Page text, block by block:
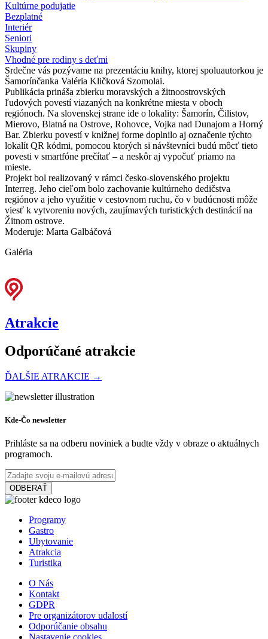
Kultúrne podujatie
Bezplatné
Interiér
Seniori
Skupiny
Vhodné pre rodiny s deťmi
Srdečne vás pozývame na prezentáciu knihy, ktorej spoluautorkou je
Šamorínčanka Valéria Kličková Szomolai.
Publikácia prináša zbierku moravských a žitnoostrovských
ľudových povestí viazaných na konkrétne miesta v oboch
regiónoch. Na slovenskej strane ide o lokality: Šamorín, Čilistov,
Mierovo, Blatná na Ostrove, Rohovce, Vojka nad Dunajom a Horný
Bar. Zbierku povestí v knižnej forme doplnilo aj označenie týchto
lokalít QR kódmi, pomocou ktorých si návštevníci budú môcť tieto
povesti v smartfóne prečítať – a neskôr aj vypočuť priamo na
mieste.
Projekt bol realizovaný v rámci česko-slovenského projektu
Interreg. Jeho cieľom bolo zachovanie kultúrneho dedičstva
regiónov a jeho využitie v cestovnom ruchu, čo v budúcnosti môže
viesť k vytvoreniu nových, zaujímavých turistických destinácií na
Žitnom ostrove.
Moderuje: Marta Galbáčová
Galéria
Atrakcie
Odporúčané atrakcie
ĎALŠIE ATRAKCIE →
Vodný kolový mlyn a skanzen v Jelke
Múzeá a galérieTuristické atrakcie
Vermesova vila
Dunajská Streda
Múzeá a galérie
Slovakia Ring
Kde-Čo newsletter
Prihláste sa na odberu noviniek a budte vždy v obraze o aktuálnych
programoch.
ODBERAŤ
Programy
Gastro
Ubytovanie
Atrakcia
Turistika
O Nás
Kontakt
GDPR
Pre organizátorov udalostí
Odporúčanie obsahu
Nastavenie cookies